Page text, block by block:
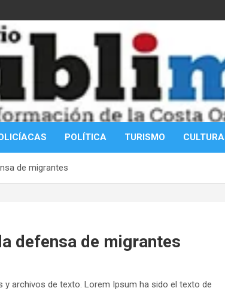
POLÍTICA TURISMO CULTURA
de migrantes
defensa de migrantes
archivos de texto. Lorem Ipsum ha sido el texto de